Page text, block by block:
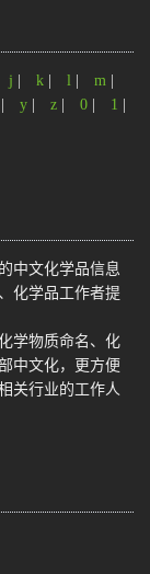
j k l m
y z 0 1
的中文化学品信息
化学品工作者提
学物质命名、化
中文化，更方便
关行业的工作人